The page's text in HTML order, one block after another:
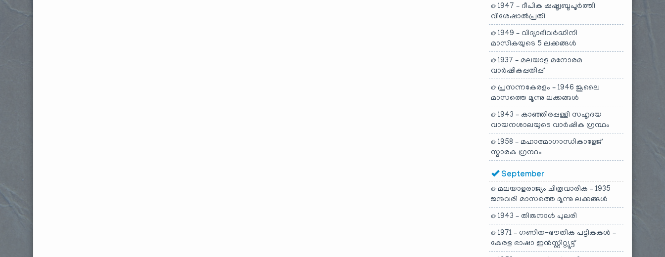
1947 – ദീപിക ഷഷ്ട്വബ്ദപൂർത്തി
വിശേഷാൽപ്രതി
1949 – വിദ്യാഭിവർദ്ധിനി
മാസികയുടെ 5 ലക്കങ്ങൾ
1937 – മലയാള മനോരമ
വാർഷികപ്പതിപ്പ്
പ്രസന്നകേരളം – 1946 ജൂലൈ
മാസത്തെ മൂന്നു ലക്കങ്ങൾ
1943 – കാഞ്ഞിരപ്പള്ളി സഹൃദയ
വായനശാലയുടെ വാർഷിക ഗ്രന്ഥം
1958 – മഹാത്മാഗാന്ധികാളേജ്
സ്മാരക ഗ്രന്ഥം
September
മലയാളരാജ്യം ചിത്രവാരിക – 1935
ജനുവരി മാസത്തെ മൂന്നു ലക്കങ്ങൾ
1943 – തിരുനാൾ പുലരി
1971 – ഗണിത-ഭൗതിക പട്ടികകൾ –
കേരള ഭാഷാ ഇൻസ്റ്റിറ്റ്യൂട്ട്